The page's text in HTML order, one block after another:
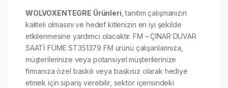
WOLVOXENTEGRE Ürünleri , tanıtım çalışmanızın
kaliteli olmasını ve hedef kitlenizin en iyi şekilde
etkilenmesine yardımcı olacaktır. FM – ÇINAR DUVAR
SAATİ FÜME ST351379 FM ürünü çalışanlarınıza,
müşterilerinize veya potansiyel müşterilerinize
firmanıza özel baskılı veya baskısız olarak hediye
etmek için sipariş verebilir, sektör içerisindeki